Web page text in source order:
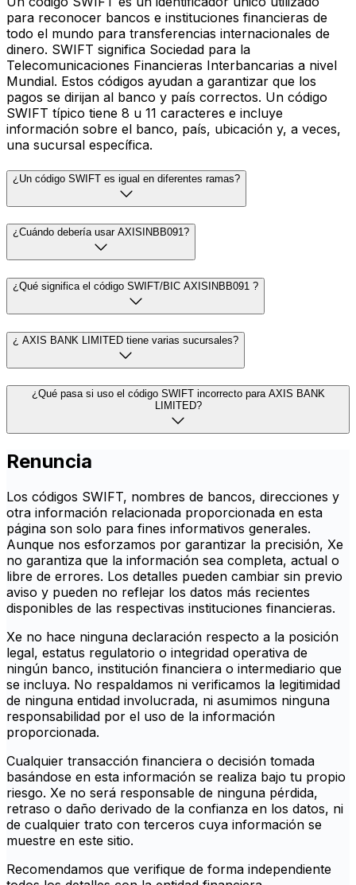
para reconocer bancos e instituciones financieras de
todo el mundo para transferencias internacionales de
dinero. SWIFT significa Sociedad para la
Telecomunicaciones Financieras Interbancarias a nivel
Mundial. Estos códigos ayudan a garantizar que los
pagos se dirijan al banco y país correctos. Un código
SWIFT típico tiene 8 u 11 caracteres e incluye
información sobre el banco, país, ubicación y, a veces,
una sucursal específica.
¿Un código SWIFT es igual en diferentes ramas?
¿Cuándo debería usar AXISINBB091?
¿Qué significa el código SWIFT/BIC AXISINBB091 ?
¿ AXIS BANK LIMITED tiene varias sucursales?
¿Qué pasa si uso el código SWIFT incorrecto para AXIS BANK
LIMITED?
Renuncia
Los códigos SWIFT, nombres de bancos, direcciones y
otra información relacionada proporcionada en esta
página son solo para fines informativos generales.
Aunque nos esforzamos por garantizar la precisión, Xe
no garantiza que la información sea completa, actual o
libre de errores. Los detalles pueden cambiar sin previo
aviso y pueden no reflejar los datos más recientes
disponibles de las respectivas instituciones financieras.
Xe no hace ninguna declaración respecto a la posición
legal, estatus regulatorio o integridad operativa de
ningún banco, institución financiera o intermediario que
se incluya. No respaldamos ni verificamos la legitimidad
de ninguna entidad involucrada, ni asumimos ninguna
responsabilidad por el uso de la información
proporcionada.
Cualquier transacción financiera o decisión tomada
basándose en esta información se realiza bajo tu propio
riesgo. Xe no será responsable de ninguna pérdida,
retraso o daño derivado de la confianza en los datos, ni
de cualquier trato con terceros cuya información se
muestre en este sitio.
Recomendamos que verifique de forma independiente